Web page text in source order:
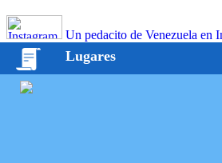
Un pedacito de Venezuela en
Lugares